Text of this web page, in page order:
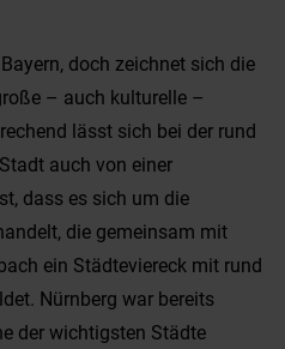
doch zeichnet sich die
– auch kulturelle –
lässt sich bei der rund
auch von einer
dass es sich um die
die gemeinsam mit
ein Städteviereck mit rund
Nürnberg war bereits
der wichtigsten Städte